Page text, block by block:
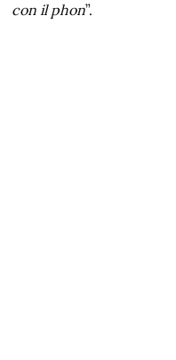
con il phon”.